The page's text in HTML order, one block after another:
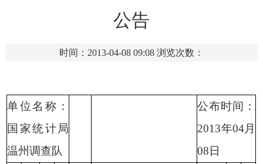
公告
时间：2013-04-08 09:08 浏览次数：
单位名称：
国家统计局
温州调查队
公布时间：
2013年04月
08 日